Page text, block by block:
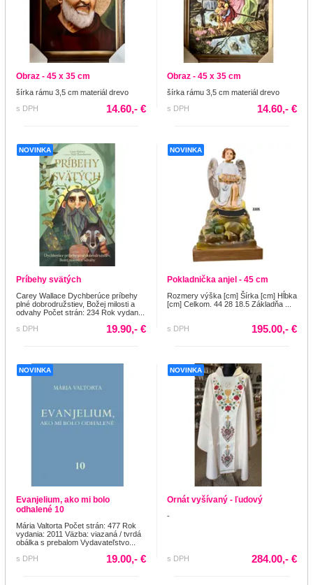
Obraz - 45 x 35 cm
šírka rámu 3,5 cm materiál drevo
s DPH
14.60,- €
Obraz - 45 x 35 cm
šírka rámu 3,5 cm materiál drevo
s DPH
14.60,- €
NOVINKA
Príbehy svätých
Carey Wallace Dychberúce príbehy
plné dobrodružstiev, Božej milosti a
odvahy Počet strán: 234 Rok vydan...
s DPH
19.90,- €
NOVINKA
Pokladnička anjel - 45 cm
Rozmery výška [cm] Šírka [cm] Hĺbka
[cm] Celkom. 44 28 18.5 Základňa ...
s DPH 195.00,- €
NOVINKA
Evanjelium, ako mi bolo
odhalené 10
Mária Valtorta Počet strán: 477 Rok
vydania: 2011 Väzba: viazaná / tvrdá
obálka s prebalom Vydavateľstvo...
s DPH
19.00,- €
NOVINKA
Ornát vyšívaný - ľudový
-
s DPH 284.00,- €